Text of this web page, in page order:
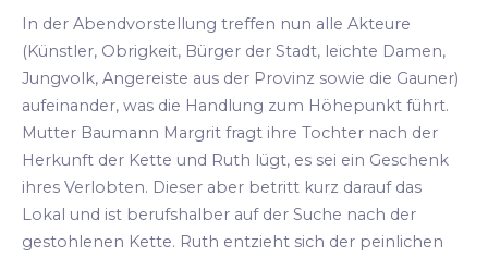
In der Abendvorstellung treffen nun alle Akteure
(Künstler, Obrigkeit, Bürger der Stadt, leichte Damen,
Jungvolk, Angereiste aus der Provinz sowie die Gauner)
aufeinander, was die Handlung zum Höhepunkt führt.
Mutter Baumann Margrit fragt ihre Tochter nach der
Herkunft der Kette und Ruth lügt, es sei ein Geschenk
ihres Verlobten. Dieser aber betritt kurz darauf das
Lokal und ist berufshalber auf der Suche nach der
gestohlenen Kette. Ruth entzieht sich der peinlichen